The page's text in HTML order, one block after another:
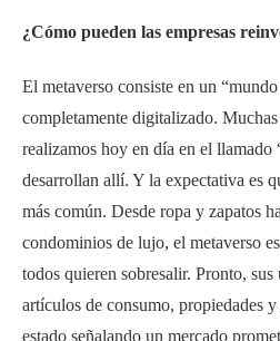
¿Cómo pueden las empresas
El metaverso consiste en un
completamente digitalizado.
realizamos hoy en día en el llamado
desarrollan allí. Y la expectativa es
más común. Desde ropa y zapatos
condominios de lujo, el metaverso
todos quieren sobresalir. Pronto,
artículos de consumo, propiedades
estado señalando un mercado